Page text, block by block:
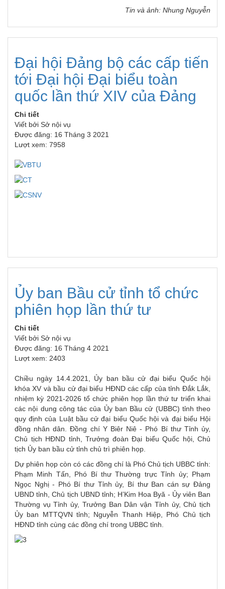
Tin và ảnh: Nhung Nguyễn
Đại hội Đảng bộ các cấp tiến
tới Đại hội Đại biểu toàn
quốc lần thứ XIV của Đảng
Chi tiết
Viết bởi Sở nội vụ
Được đăng: 16 Tháng 3 2021
Lượt xem: 7958
Ủy ban Bầu cử tỉnh tổ chức
phiên họp lần thứ tư
Chi tiết
Viết bởi Sở nội vụ
Được đăng: 16 Tháng 4 2021
Lượt xem: 2403
Chiều ngày 14.4.2021, Ủy ban bầu cử đại biểu Quốc hội
khóa XV và bầu cử đại biểu HĐND các cấp của tỉnh Đắk Lắk,
nhiệm kỳ 2021-2026 tổ chức phiên họp lần thứ tư triển khai
các nội dung công tác của Ủy ban Bầu cử (UBBC) tỉnh theo
quy định của Luật bầu cử đại biểu Quốc hội và đại biểu Hội
đồng nhân dân. Đồng chí Y Biêr Niê - Phó Bí thư Tỉnh ủy,
Chủ tịch HĐND tỉnh, Trưởng đoàn Đại biểu Quốc hội, Chủ
tịch Ủy ban bầu cử tỉnh chủ trì phiên họp.
Dự phiên họp còn có các đồng chí là Phó Chủ tịch UBBC tỉnh:
Phạm Minh Tấn, Phó Bí thư Thường trực Tỉnh ủy; Phạm
Ngọc Nghị - Phó Bí thư Tỉnh ủy, Bí thư Ban cán sự Đảng
UBND tỉnh, Chủ tịch UBND tỉnh; H’Kim Hoa Byă - Ủy viên Ban
Thường vụ Tỉnh ủy, Trưởng Ban Dân vận Tỉnh ủy, Chủ tịch
Ủy ban MTTQVN tỉnh; Nguyễn Thanh Hiệp, Phó Chủ tịch
HĐND tỉnh cùng các đồng chí trong UBBC tỉnh.